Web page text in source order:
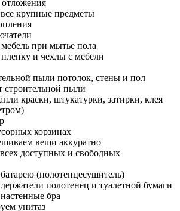
крупные предметы
при мытье пола
и чехлы с мебели
пыли потолок, стены и пол
строительной пыли
краски, штукатурки, затирки, клея
корзинах
вещи аккуратно
доступных и свободных
(полотенцесушитель)
полотенец и туалетной бумаги
бра
унитаз